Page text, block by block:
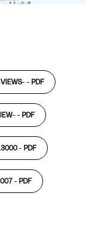
- PDF
- PDF
- PDF
- PDF